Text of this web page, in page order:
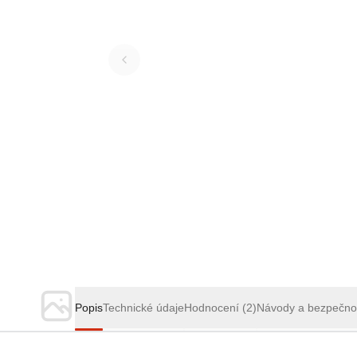
PopisTechnické údajeHodnocení (2)Návody a